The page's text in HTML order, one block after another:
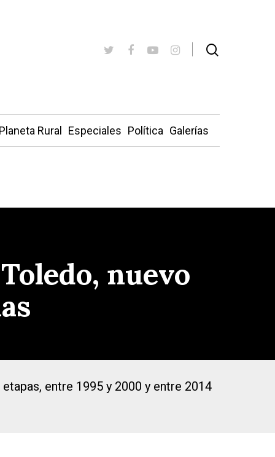
Rural Especiales Política Galerías
nuevo
entre 1995 y 2000 y entre 2014